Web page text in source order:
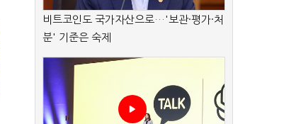
비트코인도 국가자산으로…'보관·평가·처
분' 기준은 숙제